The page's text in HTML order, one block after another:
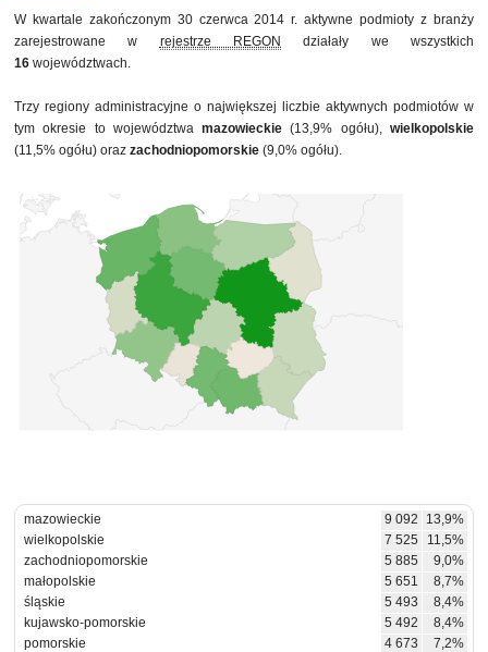
31 marca 2014
64 633
30 czerwca 2014
65 326
W kwartale zakończonym 30 czerwca 2014 r. aktywne podmioty z branży
zarejestrowane w rejestrze REGON
działały we wszystkich
16 województwach.
Trzy regiony administracyjne o największej liczbie aktywnych podmiotów w
tym okresie to województwamazowieckie (13,9% ogółu),wielkopolskie
(11,5% ogółu) oraz zachodniopomorskie (9,0% ogółu).
mazowieckie 9 092
13,9%
wielkopolskie
7 525
11,5%
zachodniopomorskie
5 885
9,0%
małopolskie
5 651
8,7%
śląskie
5 493
8,4%
kujawsko-pomorskie
5 492
8,4%
pomorskie
4 673
7,2%